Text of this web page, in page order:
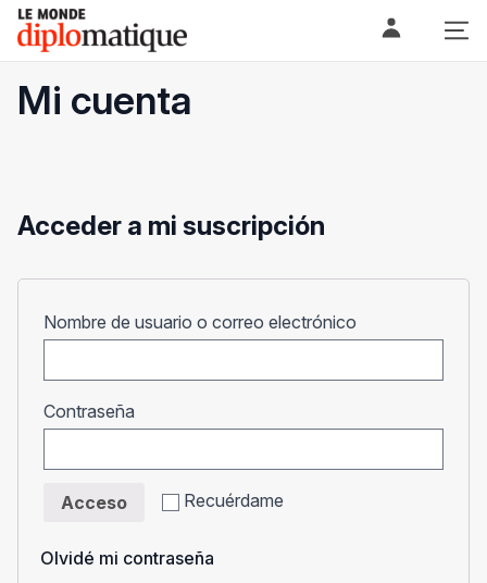
Skip
content
Le monde diplomatique
Mi cuenta
Acceder a mi suscripción
Nombre de usuario o correo electrónico
Contraseña
Recuérdame
Acceso
Olvidé mi contraseña